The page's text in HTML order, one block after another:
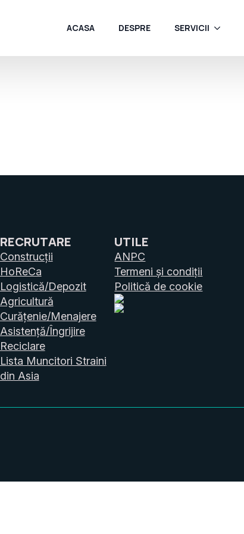
ACASA DESPRE SERVICII
RECRUTARE
Construcții
HoReCa
Logistică/Depozit
Agricultură
Curățenie/Menajere
Asistență/Îngrijire
Reciclare
Lista Muncitori Straini
din Asia
UTILE
ANPC
Termeni și condiții
Politică de cookie